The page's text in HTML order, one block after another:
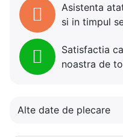
Asistenta
si in timpul
Satisfactia
noastra de
Alte date de plecare